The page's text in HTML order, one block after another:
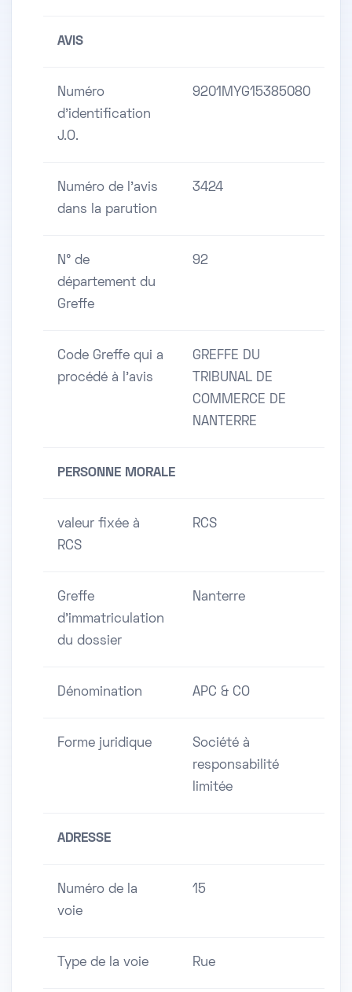
AVIS
Numéro
d'identification
J.O.
9201MYG15385080
Numéro de l'avis
dans la parution
3424
N° de
département du
Greffe
92
Code Greffe qui a
procédé à l'avis
GREFFE DU
TRIBUNAL DE
COMMERCE DE
NANTERRE
PERSONNE MORALE
valeur fixée à
RCS
RCS
Greffe
d'immatriculation
du dossier
Nanterre
Dénomination APC & CO
Forme juridique
Société à
responsabilité
limitée
ADRESSE
Numéro de la
voie
15
Type de la voie Rue